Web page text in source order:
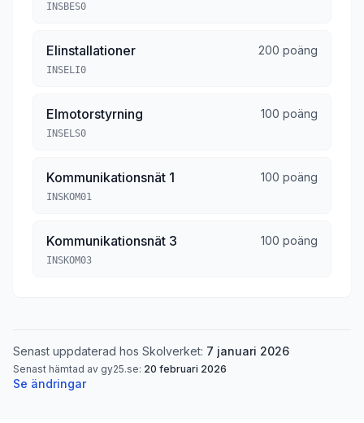
INSBES0
Elinstallationer 200 poäng
INSELI0
Elmotorstyrning 100 poäng
INSELS0
Kommunikationsnät 1 100 poäng
INSKOM01
Kommunikationsnät 3 100 poäng
INSKOM03
Senast uppdaterad hos Skolverket: 7 januari 2026
Senast hämtad av gy25.se: 20 februari 2026
Se ändringar